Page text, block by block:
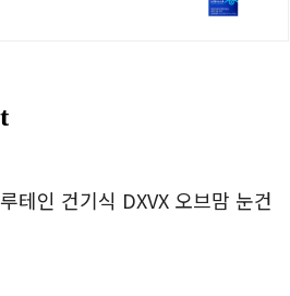
테인 건기식 DXVX 오브맘 눈건